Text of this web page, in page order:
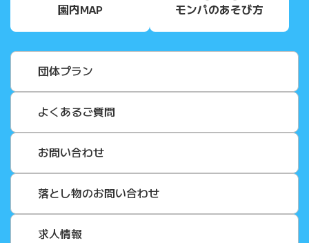
園内MAP モンパのあそび方
団体プラン
よくあるご質問
お問い合わせ
落とし物のお問い合わせ
求人情報